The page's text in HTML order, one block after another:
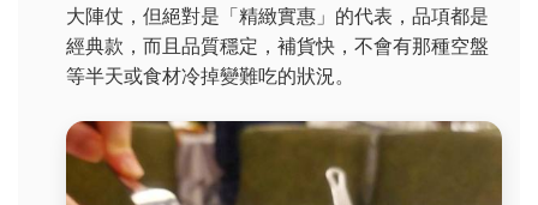
大陣仗，但絕對是「精緻實惠」的代表，品項都是
經典款，而且品質穩定，補貨快，不會有那種空盤
等半天或食材冷掉變難吃的狀況。